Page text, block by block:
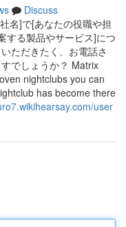
Discuss
名]で[あなたの役職や担
する製品やサービス]につ
ただきたく、お電話さ
でしょうか？ Matrix
nightclubs you can
has become there
user